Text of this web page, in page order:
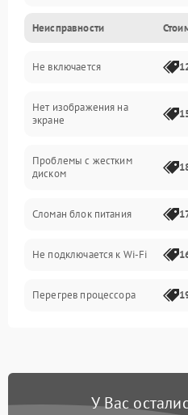
Проблемы с изображением и
Проблемы с
Прочие специфичные
Неисправности
Не включается
Нет изображения на
экране
Проблемы с жестким
диском
Сломан блок питания
Не подключается к Wi-Fi
Перегрев процессора
Проблемы с
устройств
У Вас